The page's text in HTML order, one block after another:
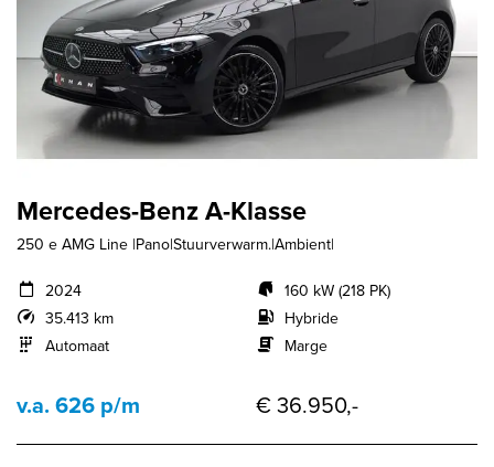
Mercedes-Benz A-Klasse
250 e AMG Line |Pano|Stuurverwarm.|Ambient|
2024
35.413 km
Automaat
160 kW (218 PK)
Hybride
Marge
v.a. 626 p/m € 36.950,-